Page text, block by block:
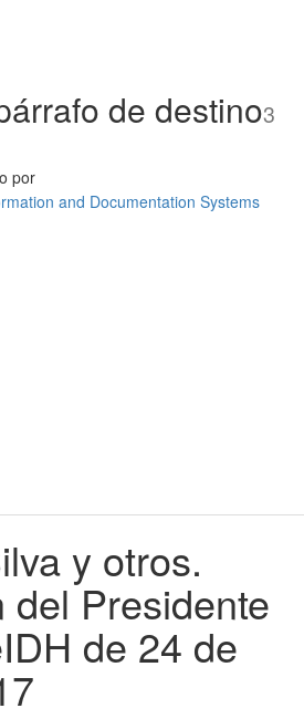
de destino3
por
y otros.
del Presidente
de 24 de